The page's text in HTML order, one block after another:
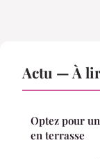
Actu — À
Optez pour
en terrasse